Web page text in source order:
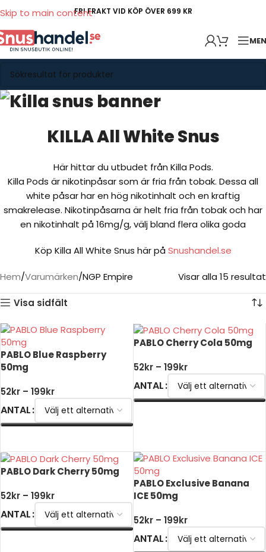
Skip to main contentFRI FRAKT VID KÖP ÖVER 699 KR
KILLA All White Snus
Här hittar du utbudet från Killa Pods.
Killa Pods är nikotinpåsar som är fria från tobak. Dessa all
white påsar har en hög nikotinhalt och en kraftig
smakrelease. Nikotinpåsarna är helt fria från tobak och har
en nikotinhalt på 16mg/g, välj bland flera olika goda
Köp Killa All White Snus här på Snushandel.se
Hem Varumärken NGP Empire Visar alla 15 resultat
Visa sidfält
PABLO Blue Raspberry
50mg
52kr – 199kr
ANTAL
PABLO Cherry Cola 50mg
52kr – 199kr
ANTAL
PABLO Dark Cherry 50mg
52kr – 199kr
ANTAL
PABLO Exclusive Banana
ICE 50mg
52kr – 199kr
ANTAL